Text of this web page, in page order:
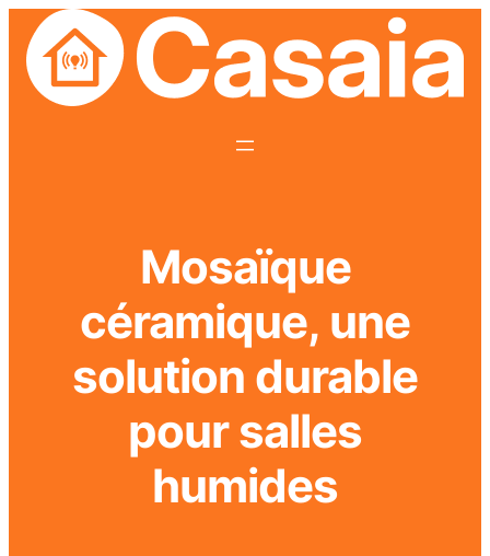
Mosaïque
céramique, une
solution durable
pour salles
humides